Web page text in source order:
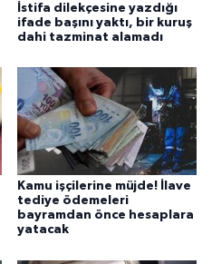
İstifa dilekçesine yazdığı
ifade başını yaktı, bir kuruş
dahi tazminat alamadı
Kamu işçilerine müjde! İlave
tediye ödemeleri
bayramdan önce hesaplara
yatacak